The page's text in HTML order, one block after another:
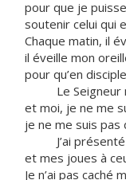
pour que je
soutenir celui qui
Chaque matin, il
il éveille mon
pour qu’en
Le Seigneur
et moi, je ne me
je ne me suis pas
J’ai présenté
et mes joues à
Je n’ai pas